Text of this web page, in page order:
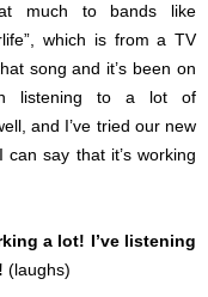
much to bands like
which is from a TV
song and it’s been on
listening to a lot of
and I’ve tried our new
say that it’s working
a lot! I’ve listening
(laughs)